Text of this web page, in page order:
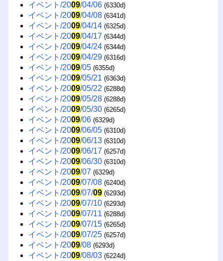
イベント/2009/04/06 (6330d)
イベント/2009/04/08 (6341d)
イベント/2009/04/14 (6325d)
イベント/2009/04/17 (6344d)
イベント/2009/04/24 (6344d)
イベント/2009/04/29 (6316d)
イベント/2009/05 (6355d)
イベント/2009/05/21 (6363d)
イベント/2009/05/22 (6288d)
イベント/2009/05/28 (6288d)
イベント/2009/05/30 (6265d)
イベント/2009/06 (6329d)
イベント/2009/06/05 (6310d)
イベント/2009/06/13 (6310d)
イベント/2009/06/17 (6257d)
イベント/2009/06/30 (6310d)
イベント/2009/07 (6329d)
イベント/2009/07/08 (6240d)
イベント/2009/07/09 (6293d)
イベント/2009/07/10 (6293d)
イベント/2009/07/11 (6288d)
イベント/2009/07/15 (6265d)
イベント/2009/07/25 (6257d)
イベント/2009/08 (6293d)
イベント/2009/08/03 (6224d)